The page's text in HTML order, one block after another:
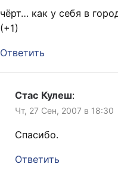
чёрт… как у себя в
(+1)
Ответить
Стас Кулеш:
Чт, 27 Сен, 2007 в 18:30
Спасибо.
Ответить